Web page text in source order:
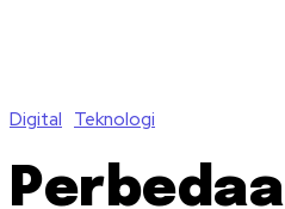
Digital Teknologi